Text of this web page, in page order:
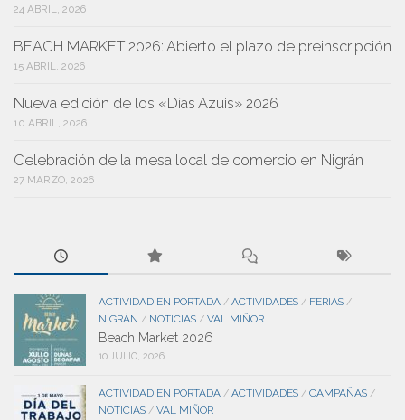
24 ABRIL, 2026
BEACH MARKET 2026: Abierto el plazo de preinscripción
15 ABRIL, 2026
Nueva edición de los «Días Azuis» 2026
10 ABRIL, 2026
Celebración de la mesa local de comercio en Nigrán
27 MARZO, 2026
ACTIVIDAD EN PORTADA / ACTIVIDADES / FERIAS /
NIGRÁN / NOTICIAS / VAL MIÑOR
Beach Market 2026
10 JULIO, 2026
ACTIVIDAD EN PORTADA / ACTIVIDADES / CAMPAÑAS /
NOTICIAS / VAL MIÑOR